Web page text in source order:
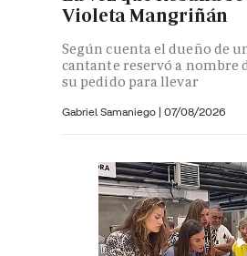
Violeta Mangriñán
Según cuenta el dueño de
cantante reservó a nombre
su pedido para llevar
Gabriel Samaniego | 07/08/2026